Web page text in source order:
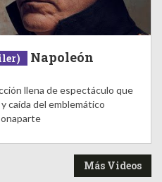
Napoleón
llena de espectáculo que
caída del emblemático
Más Videos